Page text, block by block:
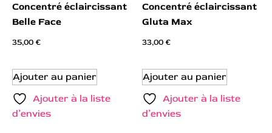
Concentré éclaircissant
Belle Face
35,00€
Ajouter au panier
Ajouter à la liste
d’envies
Concentré éclaircissant
Gluta Max
33,00€
Ajouter au panier
Ajouter à la liste
d’envies